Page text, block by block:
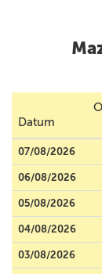
Datum
07/08/2026
06/08/2026
05/08/2026
04/08/2026
03/08/2026